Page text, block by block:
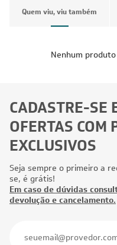
Quem viu, viu também
Nenhum
CADASTRE-SE
OFERTAS COM
EXCLUSIVOS
Seja sempre o primeiro a
se, é grátis!
Em caso de dúvidas
devolução e cancelamento.